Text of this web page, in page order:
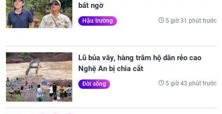
bất ngờ
Hậu trường 5 giờ 31 phút trước
Lũ bủa vây, hàng trăm hộ dân rẻo cao
Nghệ An bị chia cắt
Đời sống 5 giờ 43 phút trước